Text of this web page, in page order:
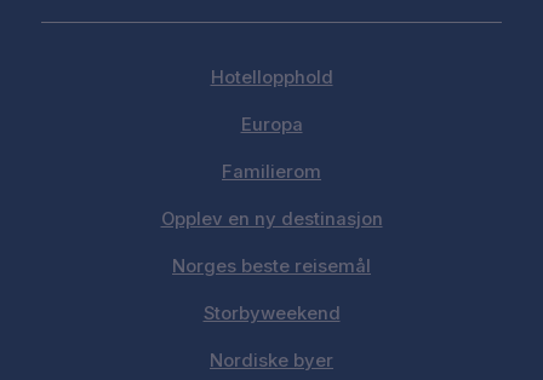
Hotellopphold
Europa
Familierom
Opplev en ny destinasjon
Norges beste reisemål
Storbyweekend
Nordiske byer